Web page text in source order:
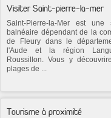
Visiter Saint-pierre-la-mer
Saint-Pierre-la-Mer est une
balnéaire dépendant de la
de Fleury dans le
l'Aude et la région
Roussillon. Vous y
plages de ...
Tourisme à proximité